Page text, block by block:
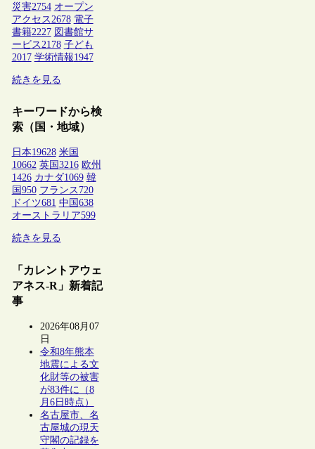
災害2754 オープン
アクセス 2678 電子
書籍2227 図書館サ
ービス 2178 子ども
2017 学術情報1947
続きを見る
キーワードから検
索（国・地域）
日本19628 米国
10662 英国 3216 欧州
1426 カナダ1069 韓
国 950 フランス 720
ドイツ681 中国 638
オーストラリア599
続きを見る
「カレントアウェ
アネス-R」新着記
事
2026年08月07
日
令和8年熊本
地震による文
化財等の被害
が83件に（8
月6日時点）
名古屋市、名
古屋城の現天
守閣の記録を